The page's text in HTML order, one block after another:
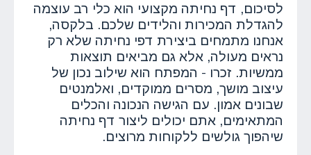
לסיכום, דף נחיתה מקצועי הוא כלי רב עוצמה
להגדלת המכירות והלידים שלכם. בלקסה,
אנחנו מתמחים ביצירת דפי נחיתה שלא רק
נראים מעולה, אלא גם מביאים תוצאות
ממשיות. זכרו - המפתח הוא שילוב נכון של
עיצוב מושך, מסרים ממוקדים, ואלמנטים
שבונים אמון. עם הגישה הנכונה והכלים
המתאימים, אתם יכולים ליצור דף נחיתה
שיהפוך גולשים ללקוחות מרוצים.